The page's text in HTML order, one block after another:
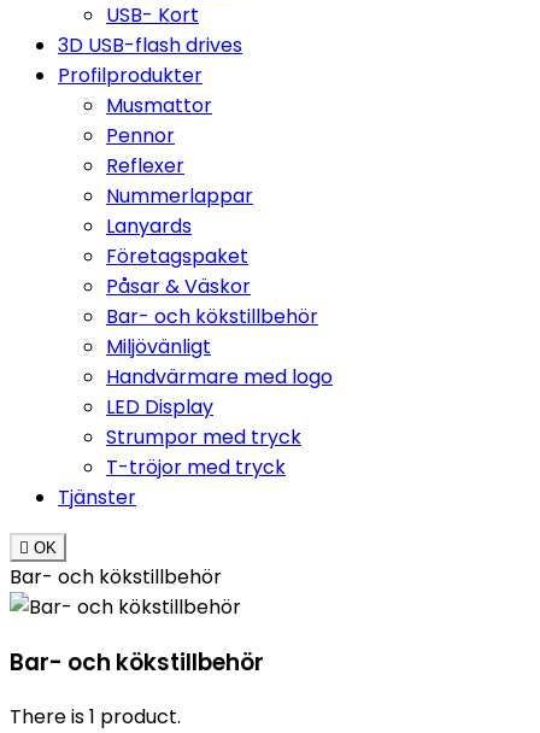
USB- Kort
3D USB-flash drives
Profilprodukter
Musmattor
Pennor
Reflexer
Nummerlappar
Lanyards
Företagspaket
Påsar & Väskor
Bar- och kökstillbehör
Miljövänligt
Handvärmare med logo
LED Display
Strumpor med tryck
T-tröjor med tryck
Tjänster
 OK
Bar- och kökstillbehör
Bar- och kökstillbehör
There is 1 product.